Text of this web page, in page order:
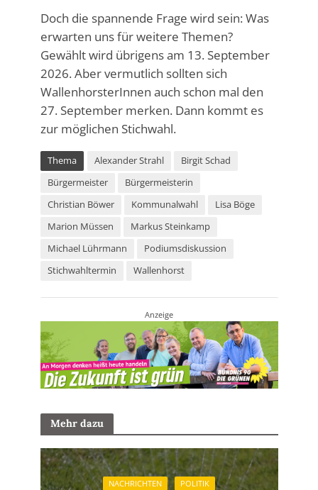
Doch die spannende Frage wird sein: Was
erwarten uns für weitere Themen?
Gewählt wird übrigens am 13. September
2026. Aber vermutlich sollten sich
WallenhorsterInnen auch schon mal den
27. September merken. Dann kommt es
zur möglichen Stichwahl.
Thema Alexander Strahl
Birgit Schad
Bürgermeister
Bürgermeisterin
Christian Böwer
Kommunalwahl
Lisa Böge
Marion Müssen
Markus Steinkamp
Michael Lührmann
Podiumsdiskussion
Stichwahltermin
Wallenhorst
Anzeige
Mehr dazu
NACHRICHTEN POLITIK